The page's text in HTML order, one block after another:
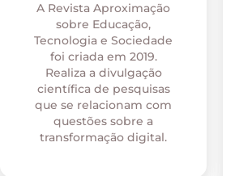
A Revista Aproximação
sobre Educação,
Tecnologia e Sociedade
foi criada em 2019.
Realiza a divulgação
científica de pesquisas
que se relacionam com
questões sobre a
transformação digital.